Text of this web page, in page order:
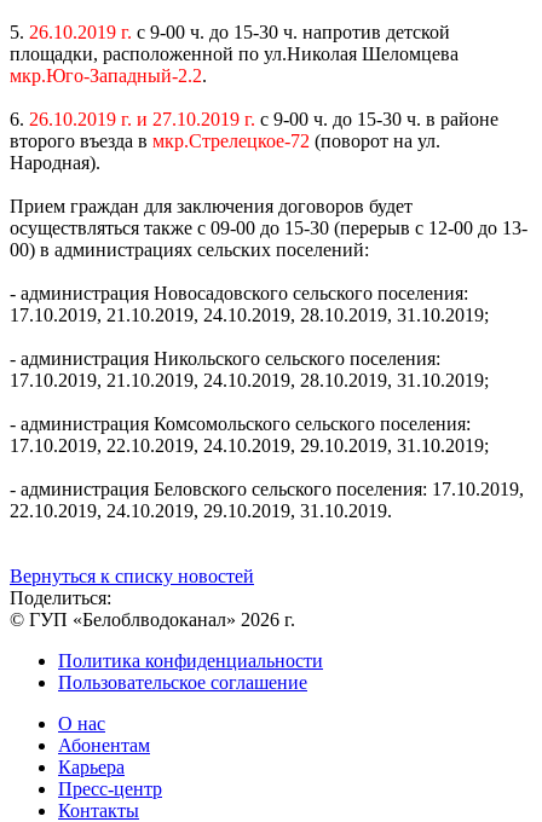
5. 26.10.2019 г. с 9-00 ч. до 15-30 ч. напротив детской
площадки, расположенной по ул.Николая Шеломцева
мкр.Юго-Западный-2.2.
6. 26.10.2019 г. и 27.10.2019 г. с 9-00 ч. до 15-30 ч. в районе
второго въезда в мкр.Стрелецкое-72 (поворот на ул.
Народная).
Прием граждан для заключения договоров будет
осуществляться также с 09-00 до 15-30 (перерыв с 12-00 до 13-
00) в администрациях сельских поселений:
- администрация Новосадовского сельского поселения:
17.10.2019, 21.10.2019, 24.10.2019, 28.10.2019, 31.10.2019;
- администрация Никольского сельского поселения:
17.10.2019, 21.10.2019, 24.10.2019, 28.10.2019, 31.10.2019;
- администрация Комсомольского сельского поселения:
17.10.2019, 22.10.2019, 24.10.2019, 29.10.2019, 31.10.2019;
- администрация Беловского сельского поселения: 17.10.2019,
22.10.2019, 24.10.2019, 29.10.2019, 31.10.2019.
Вернуться к списку новостей
Поделиться:
© ГУП «Белоблводоканал» 2026 г.
Политика конфиденциальности
Пользовательское соглашение
О нас
Абонентам
Карьера
Пресс-центр
Контакты